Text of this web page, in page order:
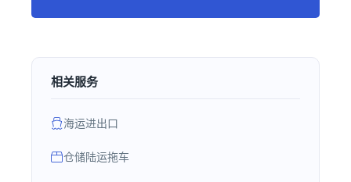
相关服务
海运进出口
仓储陆运拖车